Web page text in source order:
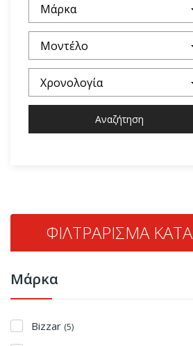
Μάρκα
Μοντέλο
Χρονολογία
Αναζήτηση
ΦΙΛΤΡΆΡΙΣΜΑ ΚΑΤΆ
Μάρκα
Bizzar (5)